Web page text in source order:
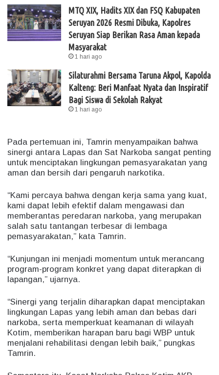
MTQ XIX, Hadits XIX dan FSQ Kabupaten
Seruyan 2026 Resmi Dibuka, Kapolres
Seruyan Siap Berikan Rasa Aman kepada
Masyarakat
1 hari ago
Silaturahmi Bersama Taruna Akpol, Kapolda
Kalteng: Beri Manfaat Nyata dan Inspiratif
Bagi Siswa di Sekolah Rakyat
1 hari ago
Pada pertemuan ini, Tamrin menyampaikan bahwa
sinergi antara Lapas dan Sat Narkoba sangat penting
untuk menciptakan lingkungan pemasyarakatan yang
aman dan bersih dari pengaruh narkotika.
“Kami percaya bahwa dengan kerja sama yang kuat,
kami dapat lebih efektif dalam mengawasi dan
memberantas peredaran narkoba, yang merupakan
salah satu tantangan terbesar di lembaga
pemasyarakatan,” kata Tamrin.
“Kunjungan ini menjadi momentum untuk merancang
program-program konkret yang dapat diterapkan di
lapangan,” ujarnya.
“Sinergi yang terjalin diharapkan dapat menciptakan
lingkungan Lapas yang lebih aman dan bebas dari
narkoba, serta memperkuat keamanan di wilayah
Kotim, memberikan harapan baru bagi WBP untuk
menjalani rehabilitasi dengan lebih baik,” pungkas
Tamrin.